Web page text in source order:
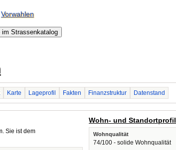
Vorwahlen
Karte Lageprofil Fakten Finanzstruktur Datenstand
Sie ist dem
Wohn- und Standortprofil
Wohnqualität
74/100 - solide Wohnqualität